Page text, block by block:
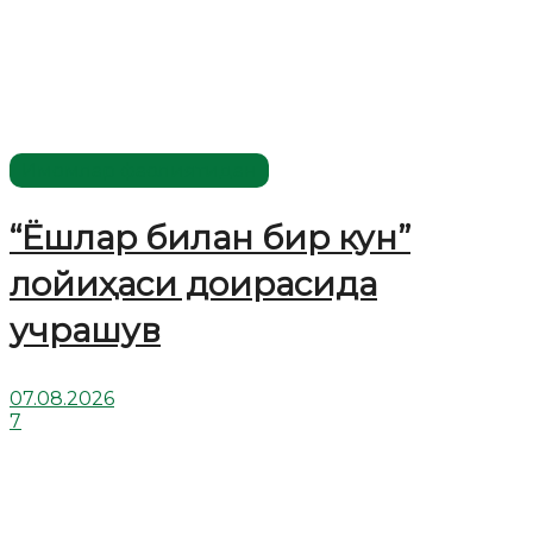
“Ёшлар билан бир кун”
лойиҳаси доирасида
учрашув
07.08.2026
7